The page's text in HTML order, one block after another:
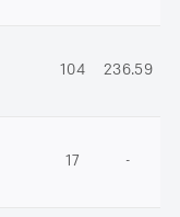
104 236.59
17 -